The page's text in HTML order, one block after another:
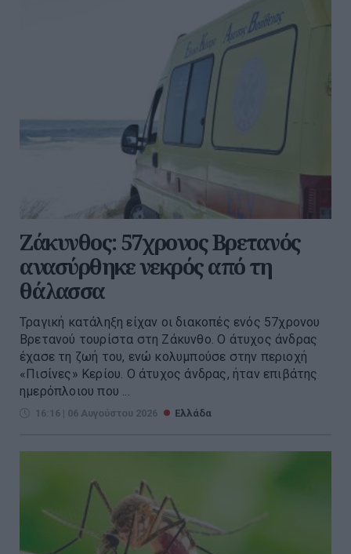
Ζάκυνθος: 57χρονος Βρετανός
ανασύρθηκε νεκρός από τη
θάλασσα
Τραγική κατάληξη είχαν οι διακοπές ενός 57χρονου
Βρετανού τουρίστα στη Ζάκυνθο. Ο άτυχος άνδρας
έχασε τη ζωή του, ενώ κολυμπούσε στην περιοχή
«Πισίνες» Κερίου. Ο άτυχος άνδρας, ήταν επιβάτης
ημερόπλοιου που ...
16:16 | 06 Αυγούστου 2026 Ελλάδα